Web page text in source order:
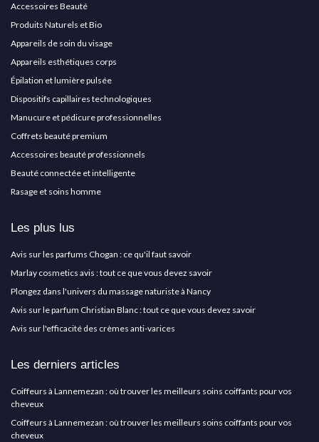
Accessoires Beauté
Produits Naturels et Bio
Appareils de soin du visage
Appareils esthétiques corps
Épilation et lumière pulsée
Dispositifs capillaires technologiques
Manucure et pédicure professionnelles
Coffrets beauté premium
Accessoires beauté professionnels
Beauté connectée et intelligente
Rasage et soins homme
Les plus lus
Avis sur les parfums Chogan : ce qu'il faut savoir
Marlay cosmetics avis : tout ce que vous devez savoir
Plongez dans l'univers du massage naturiste à Nancy
Avis sur le parfum Christian Blanc : tout ce que vous devez savoir
Avis sur l'efficacité des crèmes anti-varices
Les derniers articles
Coiffeurs à Lannemezan : où trouver les meilleurs soins coiffants pour vos
cheveux
Coiffeurs à Lannemezan : où trouver les meilleurs soins coiffants pour vos
cheveux